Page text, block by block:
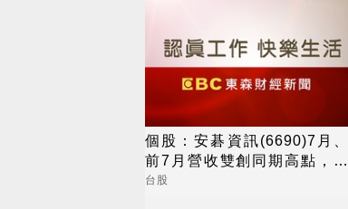
個股：安碁資訊(6690)7月、
前7月營收雙創同期高點，本
月再奪兩大資安專案
台股